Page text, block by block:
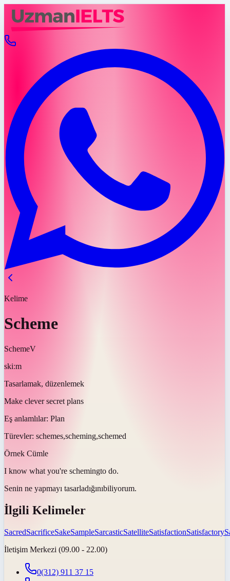
Kelime
Scheme
SchemeV
skiːm
Tasarlamak, düzenlemek
Make clever secret plans
Eş anlamlılar: Plan
Türevler: schemes,scheming,schemed
Örnek Cümle
I know what you're schemingto do.
Senin ne yapmayı tasarladığınıbiliyorum.
İlgili Kelimeler
SacredSacrificeSakeSampleSarcasticSatelliteSatisfactionSatisfactory
İletişim Merkezi (09.00 - 22.00)
0(312) 911 37 15